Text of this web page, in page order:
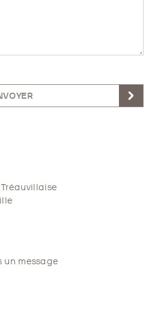
un message